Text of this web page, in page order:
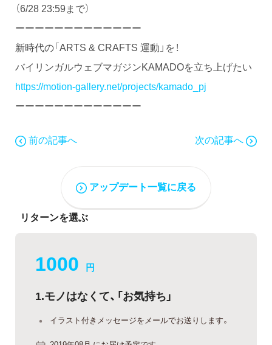
（6/28 23:59まで）
ーーーーーーーーーーーーー
新時代の「ARTS & CRAFTS 運動」を！
バイリンガルウェブマガジンKAMADOを立ち上げたい
https://motion-gallery.net/projects/kamado_pj
ーーーーーーーーーーーーー
前の記事へ 次の記事へ
アップデート一覧に戻る
リターンを選ぶ
1000 円
1.モノはなくて、「お気持ち」
イラスト付きメッセージをメールでお送りします。